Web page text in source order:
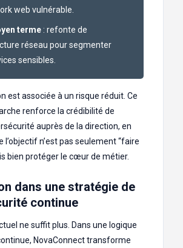
web vulnérable.
terme: refonte de
réseau pour segmenter
sensibles.
est associée à un risque réduit. Ce
renforce la crédibilité de
auprès de la direction, en
l’objectif n’est pas seulement “faire
bien protéger le cœur de métier.
dans une stratégie de
continue
ne suffit plus. Dans une logique
NovaConnect transforme